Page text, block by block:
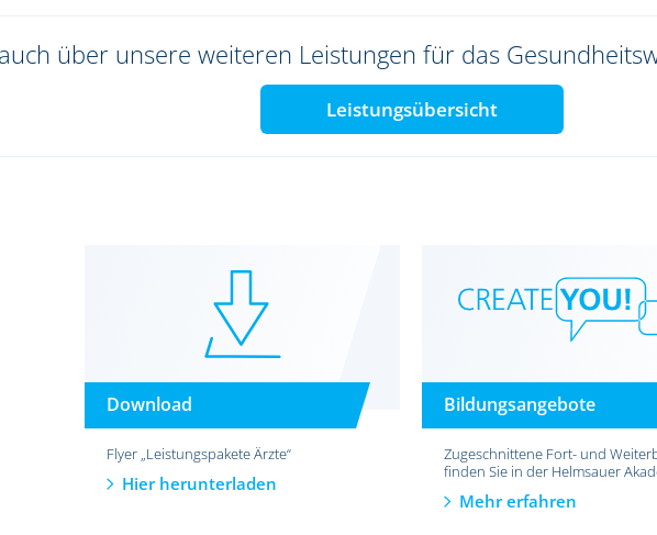
über unsere weiteren Leistungen für das
Leistungsübersicht
Download
Flyer „Leistungspakete Ärzte“
Hier herunterladen
Bildungsangebote
Zugeschnittene Fort- und
finden Sie in der Helmsauer
Mehr erfahren